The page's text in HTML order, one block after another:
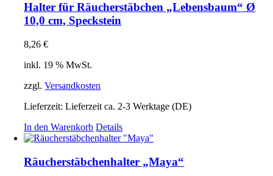
Halter für Räucherstäbchen „Lebensbaum“ Ø
10,0 cm, Speckstein
8,26€
inkl. 19 % MwSt.
zzgl.Versandkosten
Lieferzeit:Lieferzeit ca. 2-3 Werktage (DE)
In den Warenkorb Details
Räucherstäbchenhalter „Maya“